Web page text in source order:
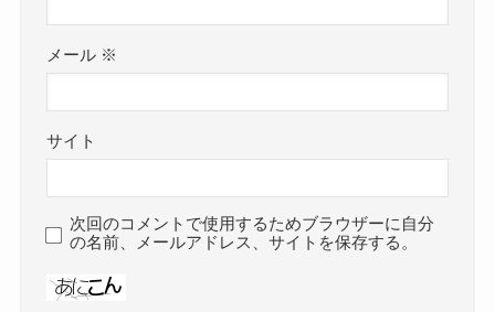
メール ※
サイト
次回のコメントで使用するためブラウザーに自分
の名前、メールアドレス、サイトを保存する。